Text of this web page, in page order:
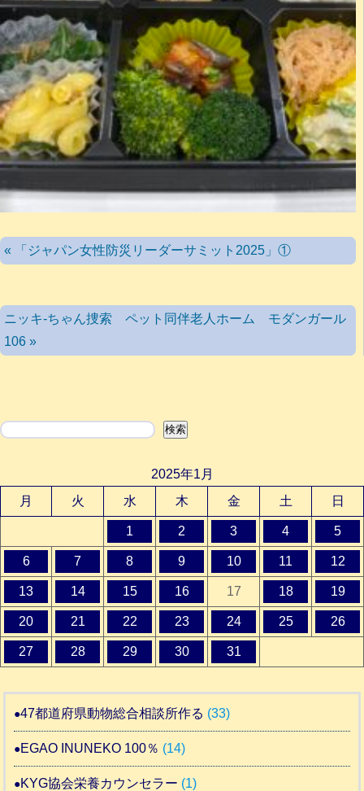
« 「ジャパン女性防災リーダーサミット2025」①
ニッキ-ちゃん捜索 ペット同伴老人ホーム モダンガール
106 »
検索 検索
2025年1月
月
火 水 木 金 土 日
1 2 3 4 5
6 7 8 9 10 11 12
13 14 15 16 17 18 19
20 21 22 23 24 25 26
27 28 29 30 31
47都道府県動物総合相談所作る (33)
EGAO INUNEKO 100％ (14)
KYG協会栄養カウンセラー (1)